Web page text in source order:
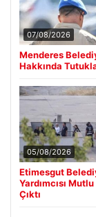
07/08/2026
Menderes
Hakkında
05/08/2026
Etimesgut
Yardımcısı
Çıktı